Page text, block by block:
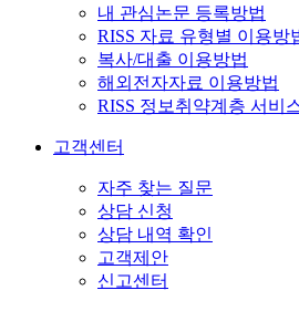
내 관심논문 등록방법
RISS 자료 유형별 이용방
복사/대출 이용방법
해외전자자료 이용방법
RISS 정보취약계층 서비
고객센터
자주 찾는 질문
상담 신청
상담 내역 확인
고객제안
신고센터